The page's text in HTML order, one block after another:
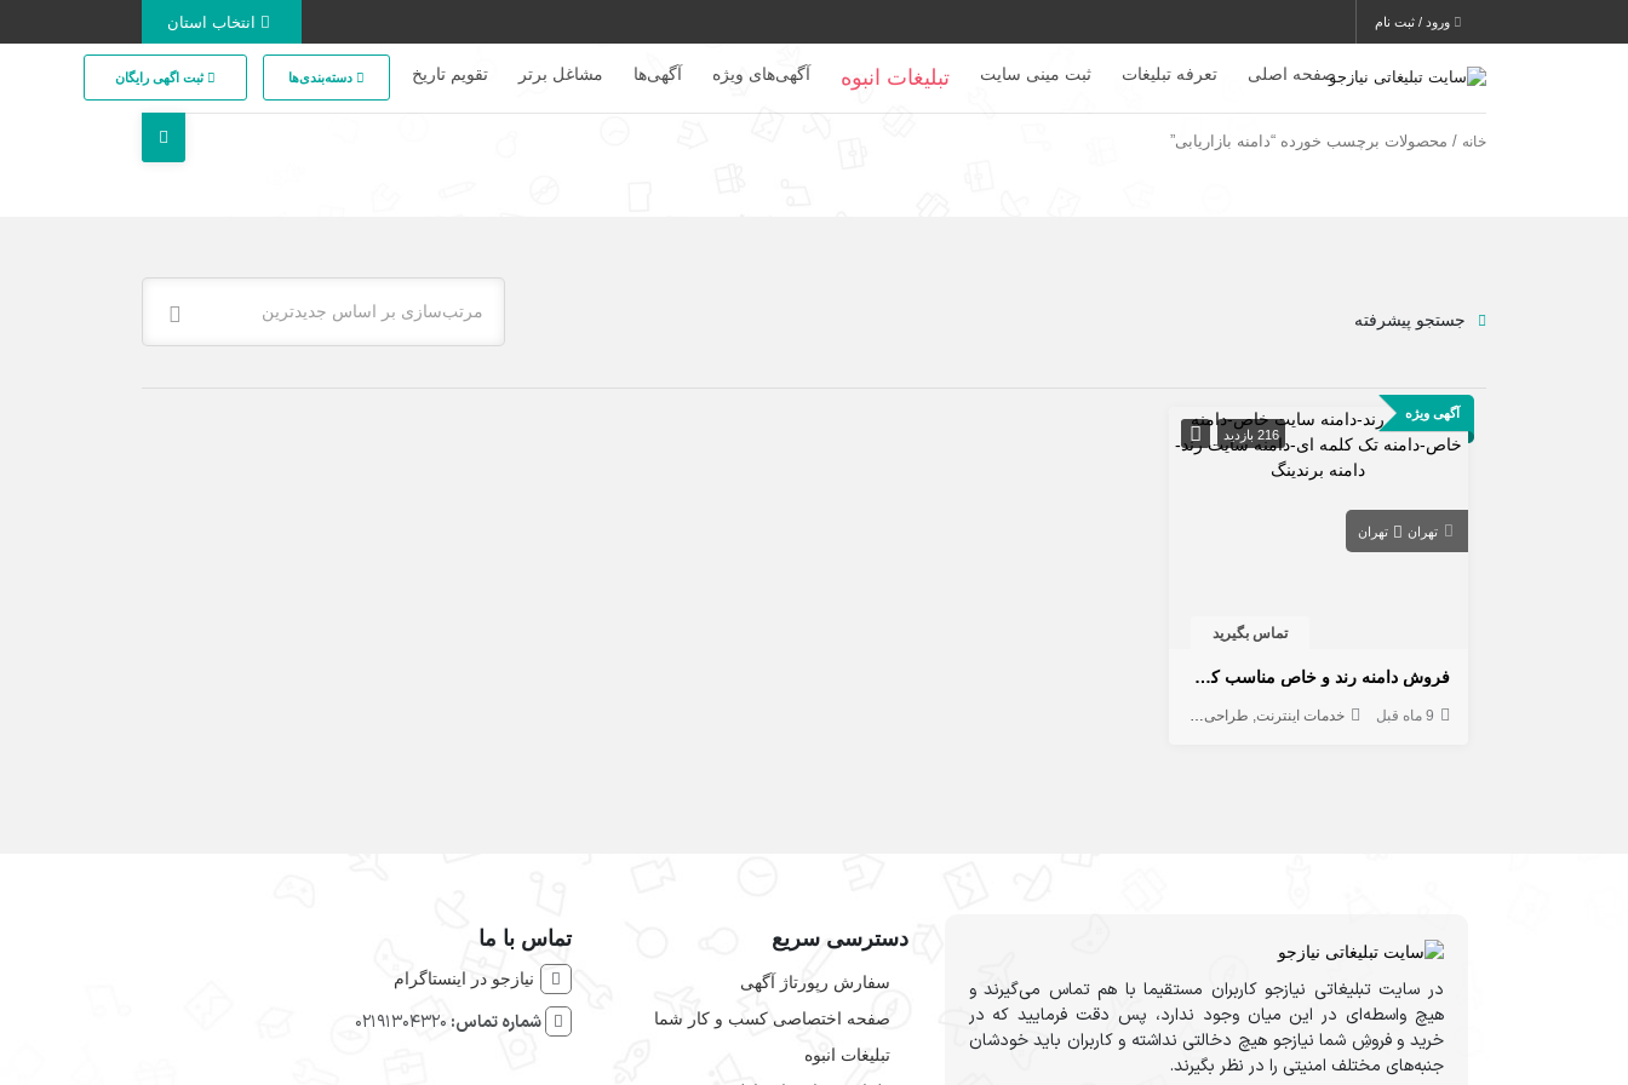
ورود / ثبت نام
صفحه اصلی تعرفه تبلیغات ثبت مینی سایت تبلیغات انبوه آگهی‌های ویژه آگهی‌ها مشاغل برتر تقویم تاریخ دسته‌بندی‌ها ثبت اگهی رایگان
خانه / محصولات برچسب خورده “دامنه بازاریابی”
مرتب‌سازی بر اساس جدیدترین جستجو پیشرفته
آگهی ویژه
216 بازدید
تهران تهران
تماس بگیرید
فروش دامنه رند و خاص مناسب کسب و کار و برندینگ
9 ماه قبل خدمات اینترنت طراحی سایت
در سایت تبلیغاتی نیازجو کاربران مستقیما با هم تماس می‌گیرند و
هیچ واسطه‌ای در این میان وجود ندارد، پس دقت فرمایید که در
خرید و فروشِ شما نیازجو هیچ دخالتی نداشته و کاربران باید خودشان
جنبه‌های مختلف امنیتی را در نظر بگیرند.
دسترسی سریع
سفارش رپورتاژ آگهی
صفحه اختصاصی کسب و کار شما
تبلیغات انبوه
تماس با ما
نیازجو در اینستاگرام
شماره تماس: 02191304320